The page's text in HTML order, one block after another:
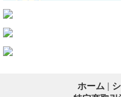
ホーム |